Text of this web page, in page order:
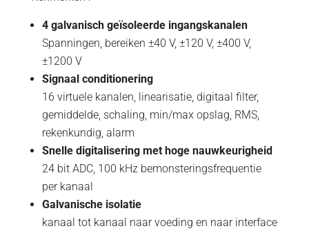
4 galvanisch geïsoleerde ingangskanalen
Spanningen, bereiken ±40 V, ±120 V, ±400 V,
±1200 V
Signaal conditionering
16 virtuele kanalen, linearisatie, digitaal filter,
gemiddelde, schaling, min/max opslag, RMS,
rekenkundig, alarm
Snelle digitalisering met hoge nauwkeurigheid
24 bit ADC, 100 kHz bemonsteringsfrequentie
per kanaal
Galvanische isolatie
kanaal tot kanaal naar voeding en naar interface